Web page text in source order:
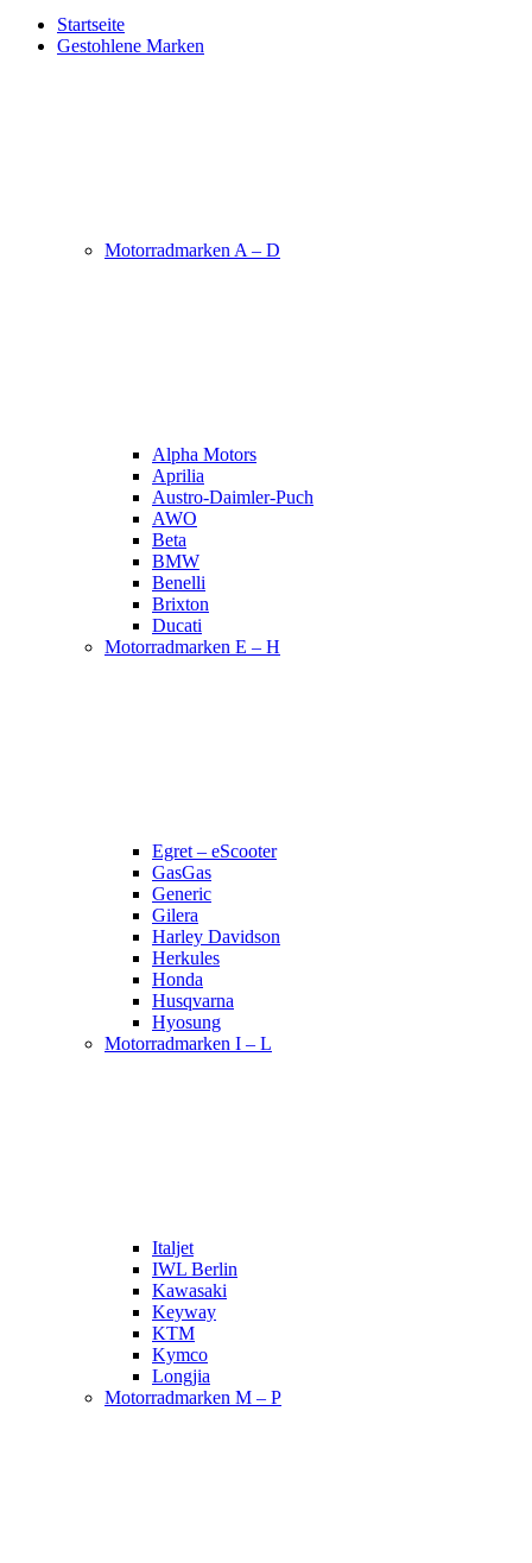
Startseite
Gestohlene Marken
Motorradmarken A – D
Alpha Motors
Aprilia
Austro-Daimler-Puch
AWO
Beta
BMW
Benelli
Brixton
Ducati
Motorradmarken E – H
Egret – eScooter
GasGas
Generic
Gilera
Harley Davidson
Herkules
Honda
Husqvarna
Hyosung
Motorradmarken I – L
Italjet
IWL Berlin
Kawasaki
Keyway
KTM
Kymco
Longjia
Motorradmarken M – P